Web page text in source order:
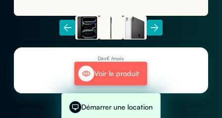
Dès€ /mois
Voir le produit
Démarrer une location